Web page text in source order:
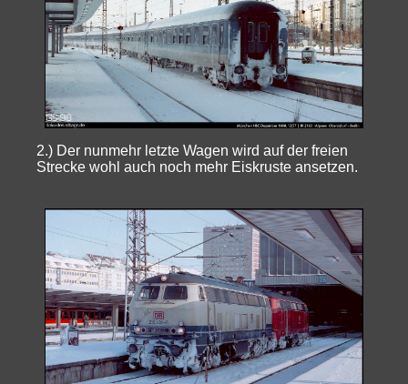
2.) Der nunmehr letzte Wagen wird auf der freien
Strecke wohl auch noch mehr Eiskruste ansetzen.